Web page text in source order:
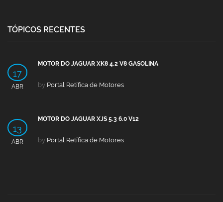
TÓPICOS RECENTES
17
ABR
MOTOR DO JAGUAR XK8 4.2 V8 GASOLINA
by Portal Retífica de Motores
13
ABR
MOTOR DO JAGUAR XJS 5.3 6.0 V12
by Portal Retífica de Motores